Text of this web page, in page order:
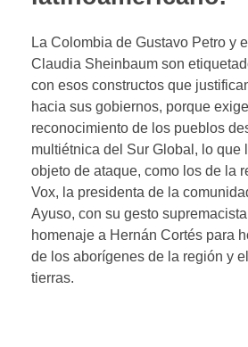
La Colombia de Gustavo Petro y
Claudia Sheinbaum son
con esos constructos que
hacia sus gobiernos, porque
reconocimiento de los pueblos
multiétnica del Sur Global, lo que
objeto de ataque, como los de la
Vox, la presidenta de la
Ayuso, con su gesto
homenaje a Hernán Cortés para
de los aborígenes de la región y
tierras.